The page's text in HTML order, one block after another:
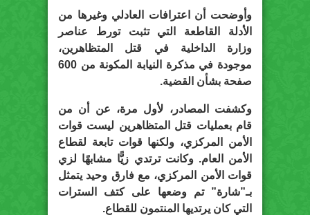
وأوضحت أن اعترافات العادلي وغيرها من
الأدلة القاطعة التي تثبت تورط عناصر
وزارة الداخلية في قتل المتظاهرين،
موجودة في مذكرة النيابة المكونة من 600
صفحة بشأن القضية.
وكشفت المصادر، لأول مرة، عن أن من
قام بعمليات قتل المتظاهرين ليست قوات
الأمن المركزي، ولكنها قوات تابعة لقطاع
الأمن العام. وكانت ترتدي زيًّا مشابهًا لزي
قوات الأمن المركزي، مع فارق وحيد يتمثل
بـ”شارة” تم وضعها على كتف السترات
التي كان يرتديها المنتمون للقطاع.